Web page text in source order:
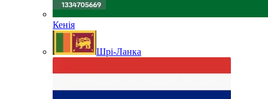
Кенія
Шрі-Ланка